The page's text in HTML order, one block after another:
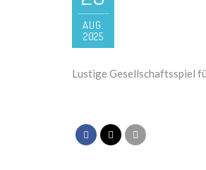
AUG.
2025
Lustige Gesellschaftsspiel